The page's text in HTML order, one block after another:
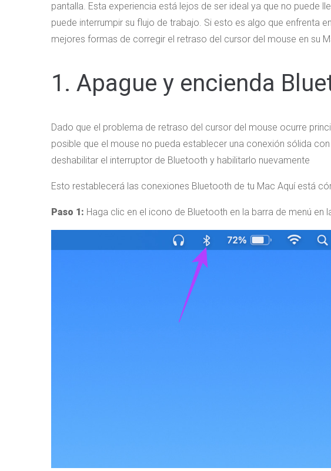
pantalla. Esta experiencia está lejos de ser ideal ya que no puede
puede interrumpir su flujo de trabajo. Si esto es algo que enfrenta
mejores formas de corregir el retraso del cursor del mouse en su
1. Apague y encienda
Dado que el problema de retraso del cursor del mouse ocurre
posible que el mouse no pueda establecer una conexión sólida
deshabilitar el interruptor de Bluetooth y habilitarlo nuevamente
Esto restablecerá las conexiones Bluetooth de tu Mac Aquí está
Paso 1: Haga clic en el icono de Bluetooth en la barra de menú en